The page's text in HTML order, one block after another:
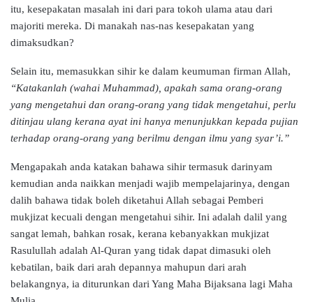
itu, kesepakatan masalah ini dari para tokoh ulama atau dari
majoriti mereka. Di manakah nas-nas kesepakatan yang
dimaksudkan?
Selain itu, memasukkan sihir ke dalam keumuman firman Allah,
“Katakanlah (wahai Muhammad), apakah sama orang-orang
yang mengetahui dan orang-orang yang tidak mengetahui, perlu
ditinjau ulang kerana ayat ini hanya menunjukkan kepada pujian
terhadap orang-orang yang berilmu dengan ilmu yang syar’i.”
Mengapakah anda katakan bahawa sihir termasuk darinyam
kemudian anda naikkan menjadi wajib mempelajarinya, dengan
dalih bahawa tidak boleh diketahui Allah sebagai Pemberi
mukjizat kecuali dengan mengetahui sihir. Ini adalah dalil yang
sangat lemah, bahkan rosak, kerana kebanyakkan mukjizat
Rasulullah adalah Al-Quran yang tidak dapat dimasuki oleh
kebatilan, baik dari arah depannya mahupun dari arah
belakangnya, ia diturunkan dari Yang Maha Bijaksana lagi Maha